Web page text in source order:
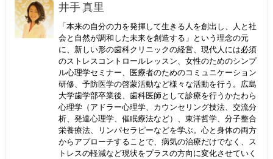
井手 真里
「本来の自分の力を発揮して生きる人を創出し、人と社
会と自然が調和した未来を創造する」という理念の元
に、新しい形の歯科クリニックの経営、現代人には必須
のストレスコントロールレッスン、女性のためのシンプ
ル心理学セミナー、医療者のためのコミュニケーション
研修、予防医学の啓蒙活動など様々な活動を行う。広島
大学歯学部卒業後、歯科医師として診療を行うかたわら
心理学（アドラー心理学、カウンセリング技法、交流分
析、発達心理学、催眠療法など）、東洋哲学、分子整合
栄養療法、リンパセラピーなどを学ぶ。心と身体の両方
からアプローチすることで、病気の治療だけでなく、ス
トレスの軽減など現状をプラスの方向に変化させていく